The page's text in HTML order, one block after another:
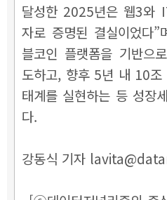
달성한 2025년은 웹3와
자로 증명된 결실이었다
블코인 플랫폼을 기반으
도하고, 향후 5년 내 10
태계를 실현하는 등 성장
다.
강동식 기자